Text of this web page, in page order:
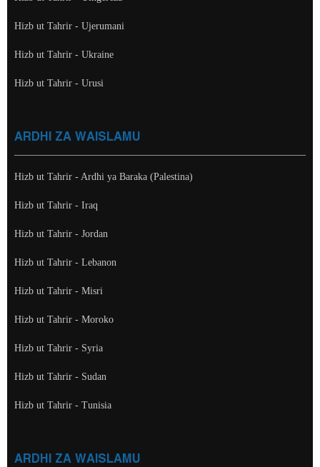
Hizb ut Tahrir - Ujerumani
Hizb ut Tahrir - Ukraine
Hizb ut Tahrir - Urusi
ARDHI ZA WAISLAMU
Hizb ut Tahrir - Ardhi ya Baraka (Palestina)
Hizb ut Tahrir - Iraq
Hizb ut Tahrir - Jordan
Hizb ut Tahrir - Lebanon
Hizb ut Tahrir - Misri
Hizb ut Tahrir - Moroko
Hizb ut Tahrir - Syria
Hizb ut Tahrir - Sudan
Hizb ut Tahrir - Tunisia
ARDHI ZA WAISLAMU